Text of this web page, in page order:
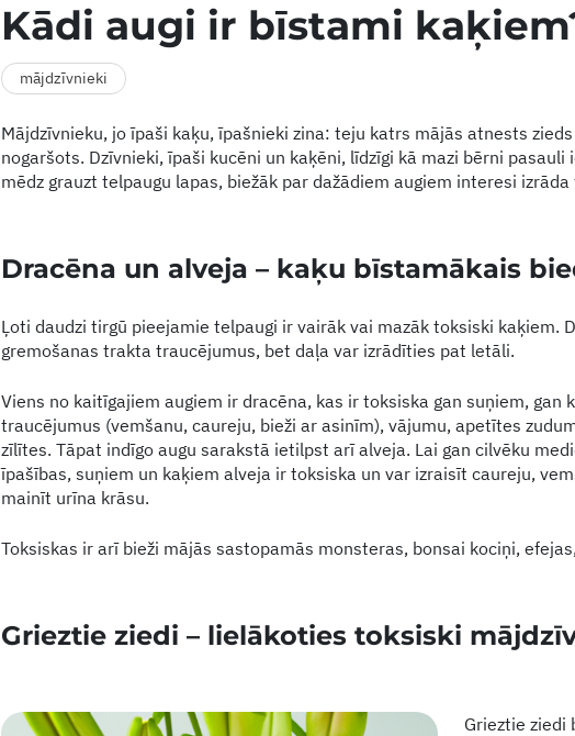
Kādi augi ir bīstami
mājdzīvnieki
Mājdzīvnieku, jo īpaši kaķu, īpašnieki zina: teju katrs mājās atnests
nogaršots. Dzīvnieki, īpaši kucēni un kaķēni, līdzīgi kā mazi bērni
mēdz grauzt telpaugu lapas, biežāk par dažādiem augiem interesi
Dracēna un alveja – kaķu bīstamākais
Ļoti daudzi tirgū pieejamie telpaugi ir vairāk vai mazāk toksiski kaķiem.
gremošanas trakta traucējumus, bet daļa var izrādīties pat letāli.
Viens no kaitīgajiem augiem ir dracēna, kas ir toksiska gan suņiem, gan
traucējumus (vemšanu, caureju, bieži ar asinīm), vājumu, apetītes
zīlītes. Tāpat indīgo augu sarakstā ietilpst arī alveja. Lai gan cilvēku
īpašības, suņiem un kaķiem alveja ir toksiska un var izraisīt caureju,
mainīt urīna krāsu.
Toksiskas ir arī bieži mājās sastopamās monsteras, bonsai kociņi,
Grieztie ziedi – lielākoties toksiski
Grieztie ziedi